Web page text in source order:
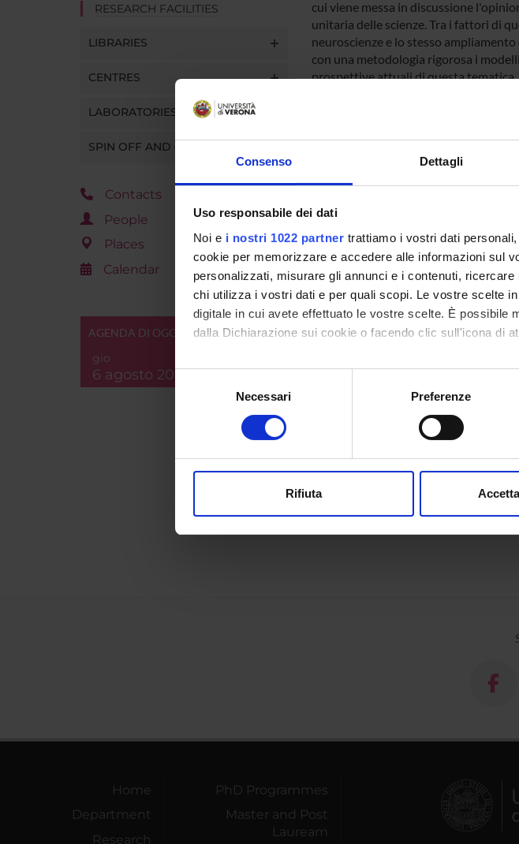
Consenso Dettagli
Uso responsabile dei dati
Noi e i nostri 1022 partner trattiamo i vostri dati
cookie per memorizzare e accedere alle informazioni sul
personalizzati, misurare gli annunci e i contenuti,
chi utilizza i vostri dati e per quali scopi. Le vostre scelte
digitale in cui avete effettuato le vostre scelte. È possibile
dalla Dichiarazione sui cookie o facendo clic sull'icona di
Con il tuo consenso, vorremmo anche:
raccogliere informazioni sulla tua posizione
digitali).
modificare o ritirare il tuo consenso in qualsiasi momento
Necessari Preferenze
Rifiuta
RESEARCH FACILITIES
LIBRARIES
CENTRES
LABORATORIES
SPIN OFF AND COMPANIES
Contacts
People
Places
Calendar
AGENDA DI OGGI
gio
6 agosto 2026
cui viene messa in discussione
unitaria delle scienze. Tra i fattori di
neuroscienze e lo stesso
con una metodologia rigorosa i
prospettive attuali di questa tematica.
PROJECT PARTICIPANTS
Giorgio Erle
Laura Moretti PhD
Marilena Segala
Home
Department
Research
PhD Programmes
Master and Post
Lauream